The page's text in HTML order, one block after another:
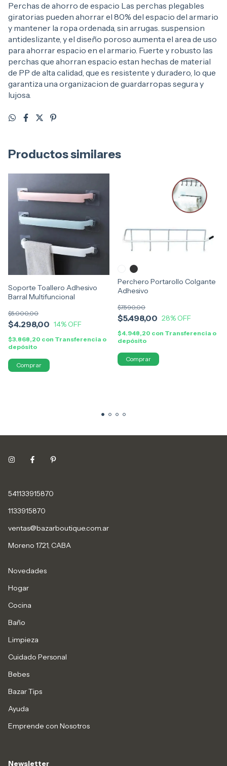
Perchas de ahorro de espacio Las perchas plegables
giratorias pueden ahorrar el 80% del espacio del armario
y mantener la ropa ordenada, sin arrugas. suspension
antideslizante, y el diseño poroso aumenta el area de uso
para ahorrar espacio en el armario. Fuerte y robusto las
perchas que ahorran espacio estan hechas de material
de PP de alta calidad, que es resistente y duradero, lo que
garantiza una organizacion de guardarropas segura y
lujosa.
Productos similares
Soporte Toallero Adhesivo
Barral Multifuncional
$4.298,00
$5.000,00
14% OFF
$3.868,20 con Transferencia o
depósito
Perchero Portarollo Colgante
Adhesivo
$5.498,00
$7.590,00
28% OFF
$4.948,20 con Transferencia o
depósito
Comprar
541133915870
1133915870
ventas@bazarboutique.com.ar
Moreno 1721, CABA
Novedades
Hogar
Cocina
Baño
Limpieza
Cuidado Personal
Bebes
Bazar Tips
Ayuda
Emprende con Nosotros
Newsletter